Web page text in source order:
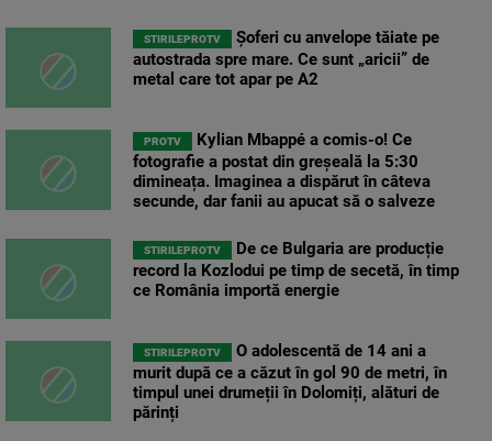
STIRILEPROTV
Șoferi cu anvelope tăiate pe
autostrada spre mare. Ce sunt „aricii” de
metal care tot apar pe A2
PROTV
Kylian Mbappé a comis-o! Ce
fotografie a postat din greșeală la 5:30
dimineața. Imaginea a dispărut în câteva
secunde, dar fanii au apucat să o salveze
STIRILEPROTV
De ce Bulgaria are producție
record la Kozlodui pe timp de secetă, în timp
ce România importă energie
STIRILEPROTV
O adolescentă de 14 ani a
murit după ce a căzut în gol 90 de metri, în
timpul unei drumeții în Dolomiți, alături de
părinți